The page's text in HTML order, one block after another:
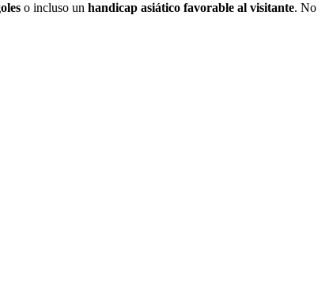
o incluso un handicap asiático favorable al visitante. No